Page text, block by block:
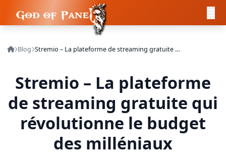
Blog Stremio – La plateforme de streaming gratuite qui révolutionne le budget des milléniaux
Stremio – La plateforme
de streaming gratuite qui
révolutionne le budget
des milléniaux